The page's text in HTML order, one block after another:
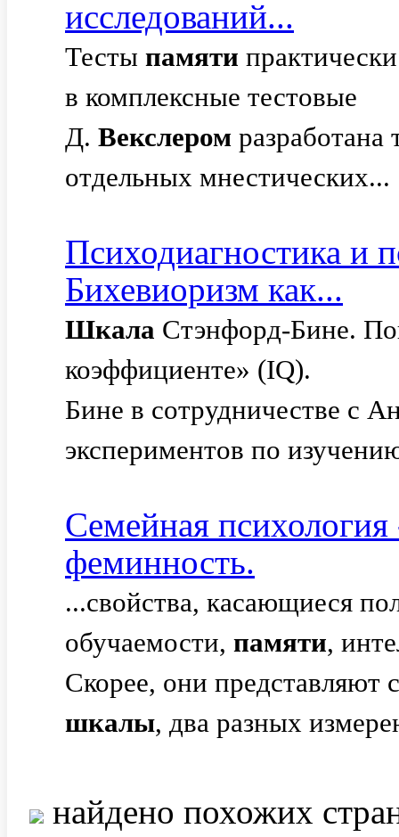
исследований...
Тесты памяти
в комплексные тестовые
Д. Векслером разработана
отдельных мнестических...
Психодиагностика и
Бихевиоризм как...
Шкала Стэнфорд-Бине.
коэффициенте» (IQ).
Бине в сотрудничестве с
экспериментов по
Семейная
феминность.
...свойства, касающиеся
обучаемости, памяти,
Скорее, они представляют
шкалы, два разных
найдено похожих